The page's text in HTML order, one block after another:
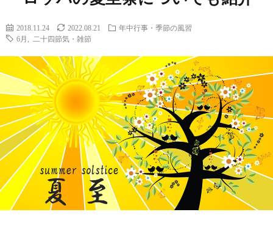
2018.11.24 2022.08.21
年中行事・季節の風習
6月
二十四節気・雑節